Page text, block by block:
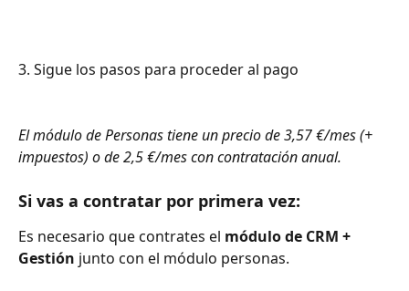
3. Sigue los pasos para proceder al pago
El módulo de Personas tiene un precio de 3,57 €/mes (+
impuestos) o de 2,5 €/mes con contratación anual.
Si vas a contratar por primera vez:
Es necesario que contrates el módulo de CRM +
Gestión junto con el módulo personas.